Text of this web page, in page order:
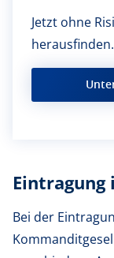
Jetzt ohne
herausfinden.
Eintragung
Bei der